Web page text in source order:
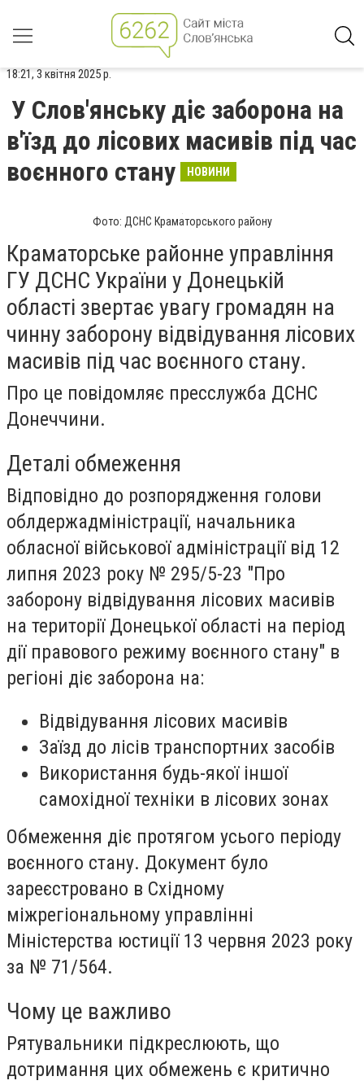
18:21, 3 квітня 2025 р.
У Слов'янську діє заборона на
в'їзд до лісових масивів під час
воєнного стану
НОВИНИ
Фото: ДСНС Краматорського району
Краматорське районне управління
ГУ ДСНС України у Донецькій
області звертає увагу громадян на
чинну заборону відвідування лісових
масивів під час воєнного стану.
Про це повідомляє пресслужба ДСНС
Донеччини.
Деталі обмеження
Відповідно до розпорядження голови
облдержадміністрації, начальника
обласної військової адміністрації від 12
липня 2023 року № 295/5-23 "Про
заборону відвідування лісових масивів
на території Донецької області на період
дії правового режиму воєнного стану" в
регіоні діє заборона на:
Відвідування лісових масивів
Заїзд до лісів транспортних засобів
Використання будь-якої іншої
самохідної техніки в лісових зонах
Обмеження діє протягом усього періоду
воєнного стану. Документ було
зареєстровано в Східному
міжрегіональному управлінні
Міністерства юстиції 13 червня 2023 року
за № 71/564.
Чому це важливо
Рятувальники підкреслюють, що
дотримання цих обмежень є критично